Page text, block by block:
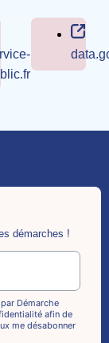
démarches !
Démarche
afin de
me désabonner